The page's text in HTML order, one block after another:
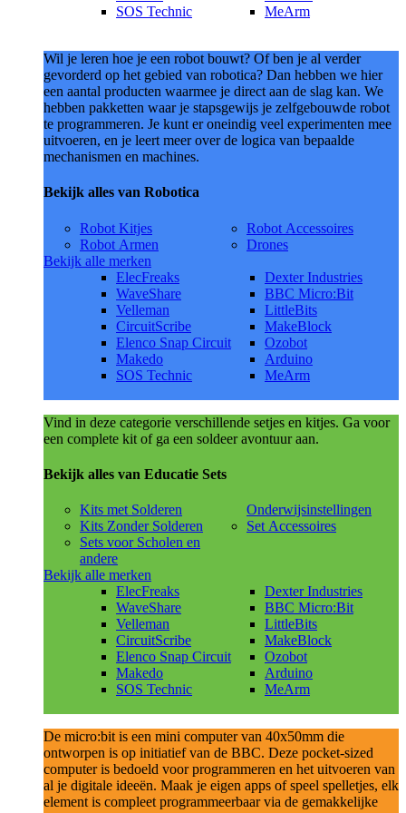
SOS Technic
MeArm
Wil je leren hoe je een robot bouwt? Of ben je al verder
gevorderd op het gebied van robotica? Dan hebben we hier
een aantal producten waarmee je direct aan de slag kan. We
hebben pakketten waar je stapsgewijs je zelfgebouwde robot
te programmeren. Je kunt er oneindig veel experimenten mee
uitvoeren, en je leert meer over de logica van bepaalde
mechanismen en machines.
Bekijk alles van Robotica
Robot Kitjes
Robot Armen
Robot Accessoires
Drones
Bekijk alle merken
ElecFreaks
WaveShare
Velleman
CircuitScribe
Elenco Snap Circuit
Makedo
SOS Technic
Dexter Industries
BBC Micro:Bit
LittleBits
MakeBlock
Ozobot
Arduino
MeArm
Vind in deze categorie verschillende setjes en kitjes. Ga voor
een complete kit of ga een soldeer avontuur aan.
Bekijk alles van Educatie Sets
Kits met Solderen
Kits Zonder Solderen
Sets voor Scholen en
andere
Onderwijsinstellingen
Set Accessoires
Bekijk alle merken
ElecFreaks
WaveShare
Velleman
CircuitScribe
Elenco Snap Circuit
Makedo
SOS Technic
Dexter Industries
BBC Micro:Bit
LittleBits
MakeBlock
Ozobot
Arduino
MeArm
De micro:bit is een mini computer van 40x50mm die
ontworpen is op initiatief van de BBC. Deze pocket-sized
computer is bedoeld voor programmeren en het uitvoeren van
al je digitale ideeën. Maak je eigen apps of speel spelletjes, elk
element is compleet programmeerbaar via de gemakkelijke